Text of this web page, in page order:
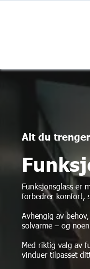
Alt du
Funksjonsglass er
forbedrer komfort,
Avhengig av
solvarme – og
Med riktig valg av
vinduer tilpasset